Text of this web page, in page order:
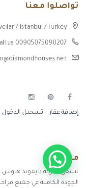
تواصلوا معنا
/ Istanbul / Turkey
us 00905075090207
إضافة عقار تسجيل الدخول
من نحن
تسعى شركة دايموند هاوس
الجودة الكاملة في جميع